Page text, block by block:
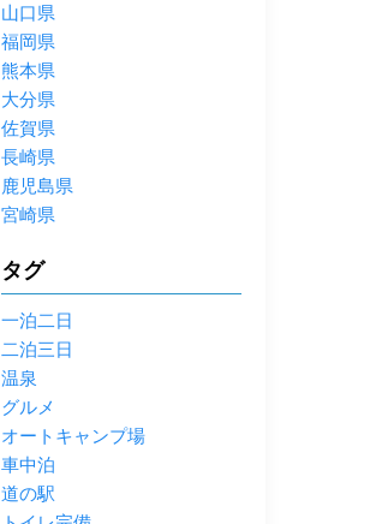
山口県
福岡県
熊本県
大分県
佐賀県
長崎県
鹿児島県
宮崎県
タグ
一泊二日
二泊三日
温泉
グルメ
オートキャンプ場
車中泊
道の駅